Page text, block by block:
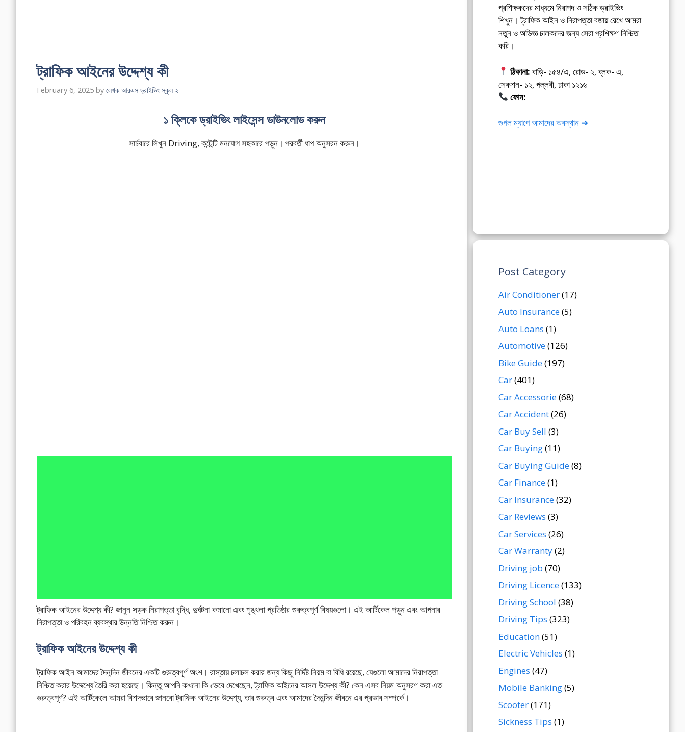
ট্রাফিক আইনের উদ্দেশ্য কী
February 6, 2025 by লেখক আরএস ড্রাইভিং স্কুল ২
১ ক্লিকে ড্রাইভিং লাইসেন্স ডাউনলোড করুন
সার্চবারে লিখুন Driving, কন্টেন্টি মনযোগ সহকারে পড়ুন। পরবর্তী ধাপ অনুসরন করুন।
ট্রাফিক আইনের উদ্দেশ্য কী? জানুন সড়ক নিরাপত্তা বৃদ্ধি, দুর্ঘটনা কমানো এবং শৃঙ্খলা প্রতিষ্ঠার গুরুত্বপূর্ণ বিষয়গুলো। এই আর্টিকেল পড়ুন এবং আপনার
নিরাপত্তা ও পরিবহন ব্যবস্থার উন্নতি নিশ্চিত করুন।
ট্রাফিক আইনের উদ্দেশ্য কী
ট্রাফিক আইন আমাদের দৈনন্দিন জীবনের একটি গুরুত্বপূর্ণ অংশ। রাস্তায় চলাচল করার জন্য কিছু নির্দিষ্ট নিয়ম বা বিধি রয়েছে, যেগুলো আমাদের নিরাপত্তা
নিশ্চিত করার উদ্দেশ্যে তৈরি করা হয়েছে। কিন্তু আপনি কখনো কি ভেবে দেখেছেন, ট্রাফিক আইনের আসল উদ্দেশ্য কী? কেন এসব নিয়ম অনুসরণ করা এত
গুরুত্বপূর্ণ? এই আর্টিকেলে আমরা বিশদভাবে জানবো ট্রাফিক আইনের উদ্দেশ্য, তার গুরুত্ব এবং আমাদের দৈনন্দিন জীবনে এর প্রভাব সম্পর্কে।
প্রশিক্ষকদের মাধ্যমে নিরাপদ ও সঠিক ড্রাইভিং
শিখুন। ট্রাফিক আইন ও নিরাপত্তা বজায় রেখে আমরা
নতুন ও অভিজ্ঞ চালকদের জন্য সেরা প্রশিক্ষণ নিশ্চিত
করি।
ঠিকানা: বাড়ি- ১৫৪/এ, রোড- ২, ব্লক- এ,
সেকশন- ১২, পল্লবী, ঢাকা ১২১৬
ফোন:
গুগল ম্যাপে আমাদের অবস্থান ➔
Post Category
Air Conditioner(17)
Auto Insurance(5)
Auto Loans (1)
Automotive(126)
Bike Guide(197)
Car(401)
Car Accessorie(68)
Car Accident(26)
Car Buy Sell (3)
Car Buying(11)
Car Buying Guide(8)
Car Finance(1)
Car Insurance(32)
Car Reviews (3)
Car Services (26)
Car Warranty(2)
Driving job (70)
Driving Licence(133)
Driving School (38)
Driving Tips (323)
Education(51)
Electric Vehicles (1)
Engines (47)
Mobile Banking(5)
Scooter(171)
Sickness Tips (1)